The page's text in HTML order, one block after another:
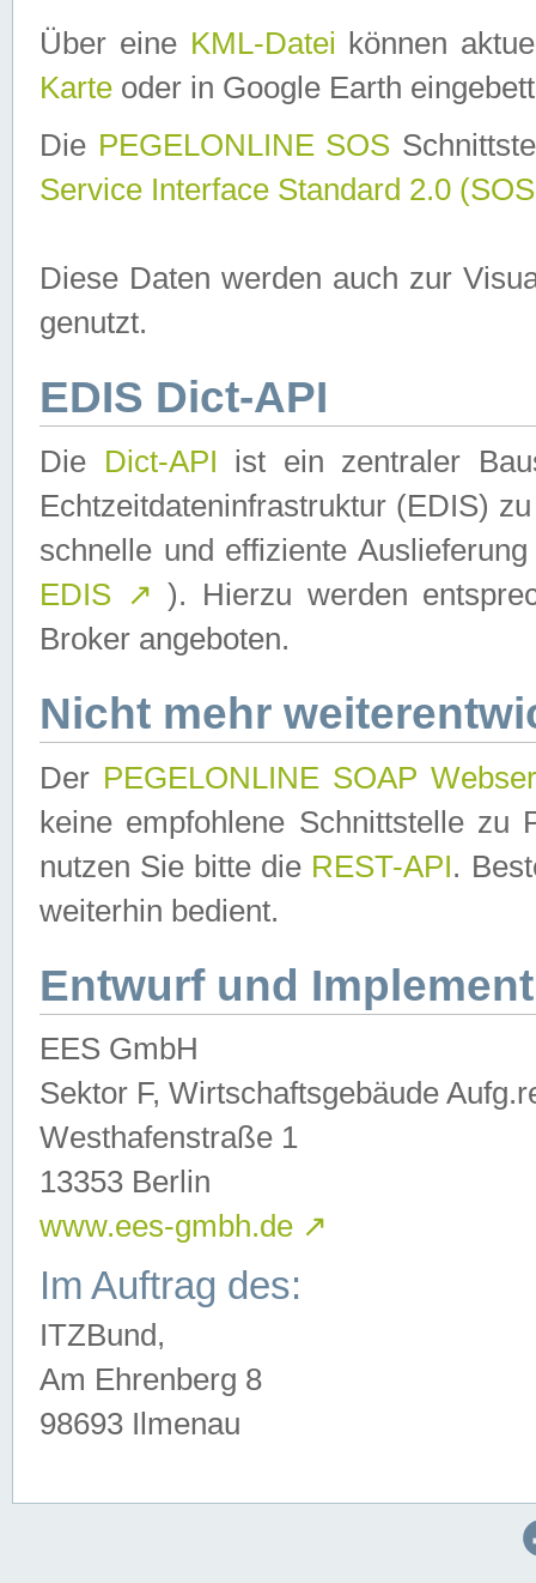
Über eine KML-Datei können
Karte oder in Google Earth
Die PEGELONLINE SOS
Service Interface Standard 2.0
Diese Daten werden auch zur
genutzt.
EDIS Dict-API
Die Dict-API ist ein zentraler
Echtzeitdateninfrastruktur (EDIS)
schnelle und effiziente
EDIS ↗ ). Hierzu werden
Broker angeboten.
Nicht mehr
Der PEGELONLINE SOAP
keine empfohlene Schnittstelle zu
nutzen Sie bitte die REST-API.
weiterhin bedient.
Entwurf und
EES GmbH
Sektor F, Wirtschaftsgebäude
Westhafenstraße 1
13353 Berlin
www.ees-gmbh.de ↗
Im Auftrag des:
ITZBund,
Am Ehrenberg 8
98693 Ilmenau